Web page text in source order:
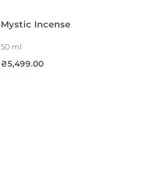
Mystic Incense
50 ml
₴5,499.00